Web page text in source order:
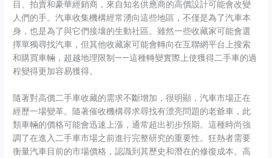
目、拍賣和豪華經銷商，來自知名供應商的高價設計可能會改變
人們的手。汽車收集機構經常湧向這些地區，不僅是為了汽車本
身，也是為了與它們接壤的生動社區。雖然一些收藏家可能會選
擇單獨尋找汽車，但其他收藏家可能會轉向在互聯網平台上搜索
和購買車輛，超越地理限制——這種轉變實際上使獲得二手車的過
程變得更加容易獲得。
隨著對高價二手車收藏的需求不斷增加，很明顯，汽車市場正在
經歷一場變革。隨著催收機構尋求尋找有漂亮問題的老爺車，此
類車輛的價格可能會迅速上漲，通常超出初步預期。這種時尚強
調了在進入二手車市場之前進行完整研究的重要性。狂熱者需要
衡量汽車目前的市場價格，認識到其歷史和潛在的修復成本。高